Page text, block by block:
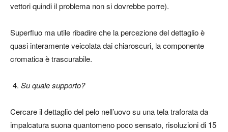
vettori quindi il problema non si dovrebbe porre).
Superfluo ma utile ribadire che la percezione del dettaglio è
quasi interamente veicolata dai chiaroscuri, la componente
cromatica è trascurabile.
Su quale supporto?
Cercare il dettaglio del pelo nell’uovo su una tela traforata da
impalcatura suona quantomeno poco sensato, risoluzioni di 15